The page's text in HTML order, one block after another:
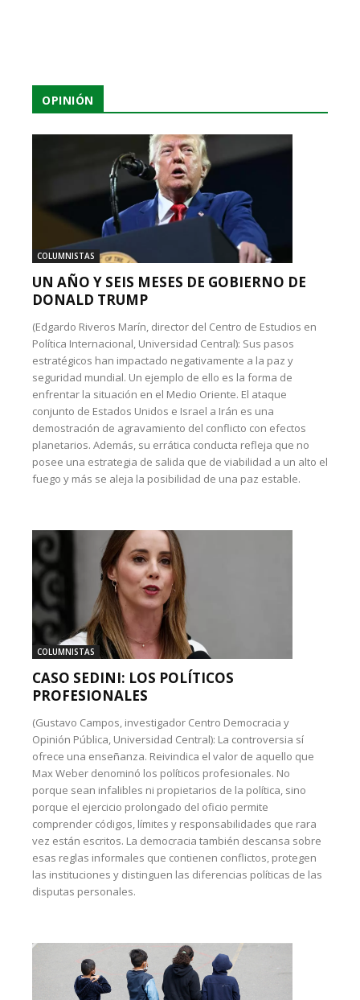
OPINIÓN
COLUMNISTAS
UN AÑO Y SEIS MESES DE GOBIERNO DE
DONALD TRUMP
(Edgardo Riveros Marín, director del Centro de Estudios en
Política Internacional, Universidad Central): Sus pasos
estratégicos han impactado negativamente a la paz y
seguridad mundial. Un ejemplo de ello es la forma de
enfrentar la situación en el Medio Oriente. El ataque
conjunto de Estados Unidos e Israel a Irán es una
demostración de agravamiento del conflicto con efectos
planetarios. Además, su errática conducta refleja que no
posee una estrategia de salida que de viabilidad a un alto el
fuego y más se aleja la posibilidad de una paz estable.
COLUMNISTAS
CASO SEDINI: LOS POLÍTICOS
PROFESIONALES
(Gustavo Campos, investigador Centro Democracia y
Opinión Pública, Universidad Central): La controversia sí
ofrece una enseñanza. Reivindica el valor de aquello que
Max Weber denominó los políticos profesionales. No
porque sean infalibles ni propietarios de la política, sino
porque el ejercicio prolongado del oficio permite
comprender códigos, límites y responsabilidades que rara
vez están escritos. La democracia también descansa sobre
esas reglas informales que contienen conflictos, protegen
las instituciones y distinguen las diferencias políticas de las
disputas personales.